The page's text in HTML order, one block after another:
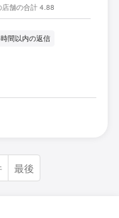
店舗の合計 4.88
間以内の返信
最後